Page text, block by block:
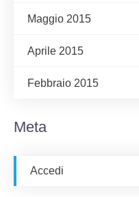
Maggio 2015
Aprile 2015
Febbraio 2015
Meta
Accedi